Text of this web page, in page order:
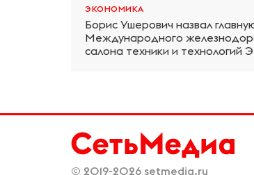
ЭКОНОМИКА
Борис Ушерович назвал
Международного
салона техники и технологий
© 2019-2026 setmedia.ru